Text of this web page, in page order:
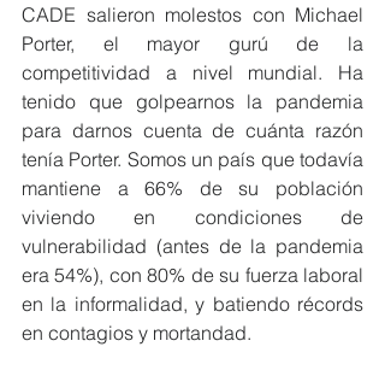
CADE salieron molestos con Michael
Porter, el mayor gurú de la
competitividad a nivel mundial. Ha
tenido que golpearnos la pandemia
para darnos cuenta de cuánta razón
tenía Porter. Somos un país que todavía
mantiene a 66% de su población
viviendo en condiciones de
vulnerabilidad (antes de la pandemia
era 54%), con 80% de su fuerza laboral
en la informalidad, y batiendo récords
en contagios y mortandad.